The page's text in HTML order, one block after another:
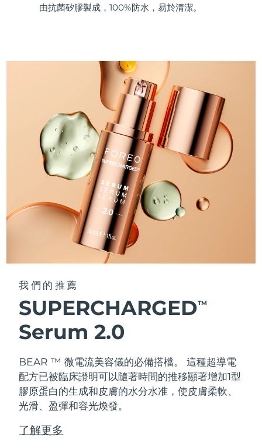
由抗菌矽膠製成，100%防水，易於清潔。
我們的推薦
SUPERCHARGEDTM
Serum 2.0
BEAR ™ 微電流美容儀的必備搭檔。 這種超導電
配方已被臨床證明可以隨著時間的推移顯著增加1型
膠原蛋白的生成和皮膚的水分水准，使皮膚柔軟、
光滑、盈彈和容光煥發。
了解更多